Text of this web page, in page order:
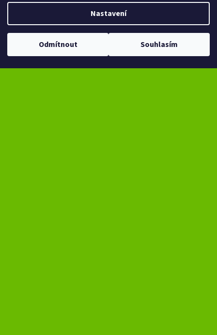
Nastavení
Odmítnout Souhlasím
Ve dnech 13-14.8 omezení provozu V případě návštěvy se dotazujte na
Copyright 2026eXtrem-audio.cz. Všechna práva vyhrazena.
Upravit nastavení cookies